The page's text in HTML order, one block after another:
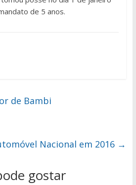
de 5 anos.
de Bambi
Nacional em 2016 →
gostar